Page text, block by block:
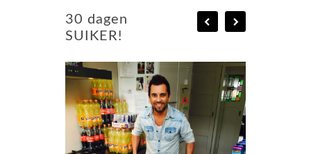
30 dagen
SUIKER!